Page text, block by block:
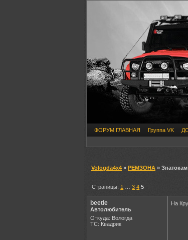
ФОРУМ ГЛАВНАЯ Группа VK
Vologda4x4 » РЕМЗОНА »
Страницы: 1 …3 4 5
beetle
Автолюбитель
Откуда: Вологда
ТС: Квадрик
На